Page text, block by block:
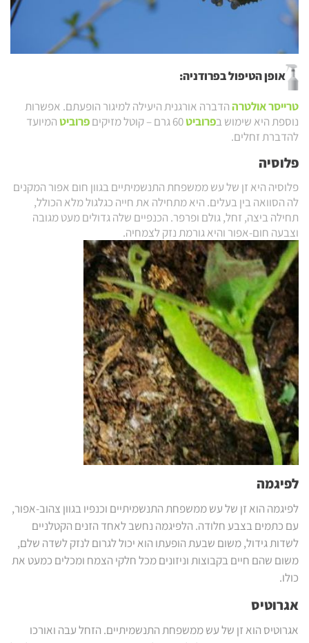
אופן הטיפול בפרודניה:
טרייסר אולטרההדברה אורגנית היעילה למיגור הופעתם. אפשרות
נוספת היא שימוש בפרוביט פרוביטהמיועד
להדברת זחלים.
פלוסיה
פלוסיה היא זן של עש ממשפחת התנשמיתיים בגוון חום אפור המקנים
לה הסוואה בין בעלים. היא מתחילה את חייה כגלגול מלא הכולל,
תחילה ביצה, זחל, גולם ופרפר. הכנפיים שלה גדולים מעט מגובה
וצבעה חום-אפור והיא גורמת נזק לצמחיה.
לפיגמה
לפיגמה הוא זן של עש ממשפחת התנשמיתיים וכנפיו בגוון צהוב-אפור,
עם כתמים בצבע חלודה. הלפיגמה נחשב לאחד הזנים הקטלניים
לשדות גידול, משום שבעת הופעתו הוא יכול לגרום לנזק לשדה שלם,
משום שהם חיים בקבוצות וניזונים מכל חלקי הצמח ומכלים כמעט את
כולו.
אגרוטיס
אגרוטיס הוא זן של עש ממשפחת התנשמיתיים. הזחל עבה ואורכו